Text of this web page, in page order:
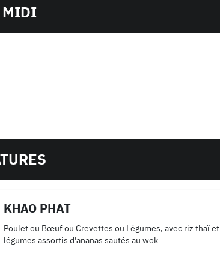
MIDI
KHAO PHAT
Poulet ou Bœuf ou Crevettes ou Légumes, avec riz thaï et
légumes assortis d'ananas sautés au wok